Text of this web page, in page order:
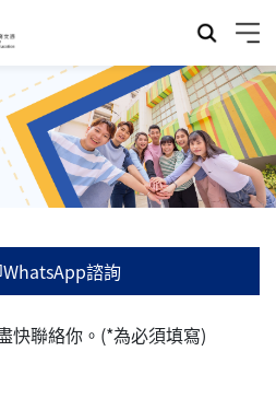
諮詢
快聯絡你。(*為必須填寫)